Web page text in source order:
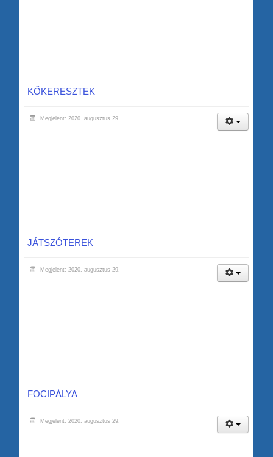
KŐKERESZTEK
Megjelent: 2020. augusztus 29.
JÁTSZÓTEREK
Megjelent: 2020. augusztus 29.
FOCIPÁLYA
Megjelent: 2020. augusztus 29.